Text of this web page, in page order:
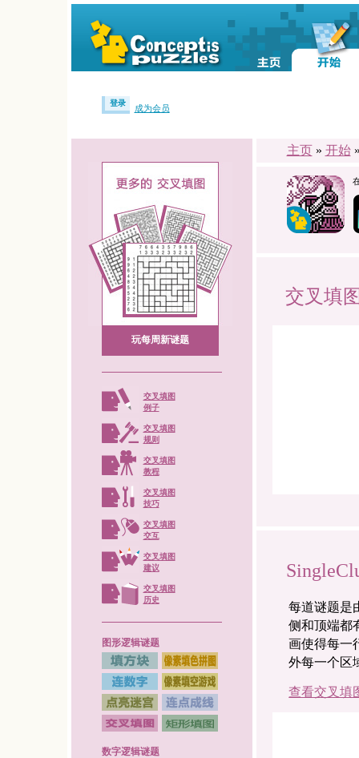
登录
成为会员
玩每周新谜题
交叉填图
例子
交叉填图
规则
交叉填图
教程
交叉填图
技巧
交叉填图
交互
交叉填图
建议
交叉填图
历史
图形逻辑谜题
数字逻辑谜题
主页 » 开始
交叉填
每道谜题是
侧和顶端都
画使得每一
外每一个区
查看交叉填